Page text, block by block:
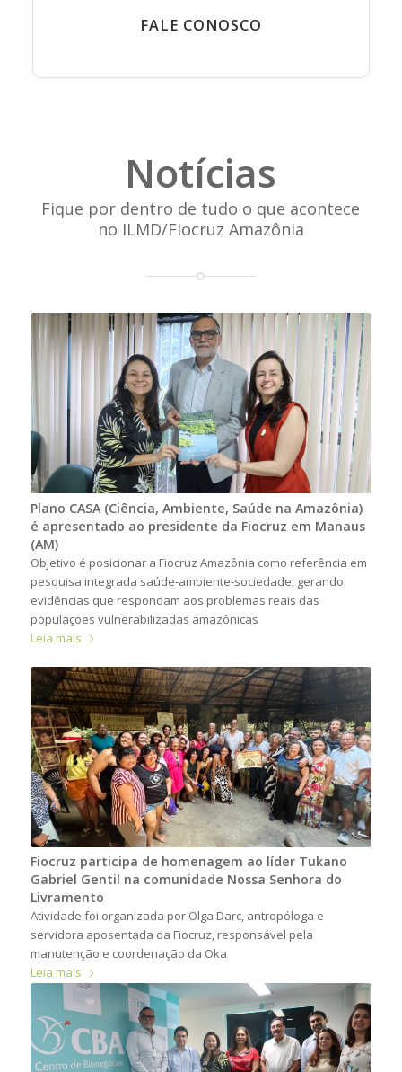
FALE CONOSCO
Notícias
Fique por dentro de tudo o que acontece
no ILMD/Fiocruz Amazônia
Plano CASA (Ciência, Ambiente, Saúde na Amazônia)
é apresentado ao presidente da Fiocruz em Manaus
(AM)
Objetivo é posicionar a Fiocruz Amazônia como referência em
pesquisa integrada saúde-ambiente-sociedade, gerando
evidências que respondam aos problemas reais das
populações vulnerabilizadas amazônicas
Leia mais
Fiocruz participa de homenagem ao líder Tukano
Gabriel Gentil na comunidade Nossa Senhora do
Livramento
Atividade foi organizada por Olga Darc, antropóloga e
servidora aposentada da Fiocruz, responsável pela
manutenção e coordenação da Oka
Leia mais